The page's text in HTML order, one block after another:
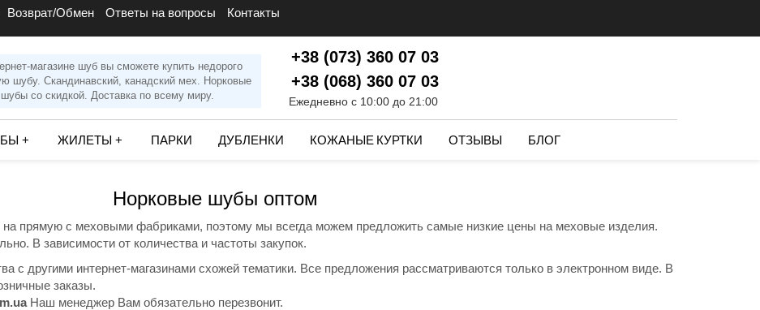
Возврат/Обмен Ответы на вопросы Контакты
магазине шуб вы сможете купить недорого
шубу. Скандинавский, канадский мех. Норковые
шубы со скидкой. Доставка по всему миру.
+38 (073) 360 07 03
+38 (068) 360 07 03
Ежедневно с 10:00 до 21:00
+ ЖИЛЕТЫ + ПАРКИ ДУБЛЕНКИ КОЖАНЫЕ КУРТКИ ОТЗЫВЫ БЛОГ
Норковые шубы оптом
на прямую с меховыми фабриками, поэтому мы всегда можем предложить самые низкие цены на меховые изделия.
В зависимости от количества и частоты закупок.
с другими интернет-магазинами схожей тематики. Все предложения рассматриваются только в электронном виде. В
заказы.
Наш менеджер Вам обязательно перезвонит.